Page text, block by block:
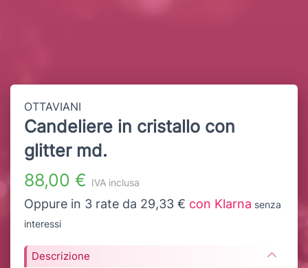
OTTAVIANI
Candeliere in cristallo con
glitter md.
88,00 € IVA inclusa
Oppure in 3 rate da 29,33 € con Klarna senza
interessi
Descrizione